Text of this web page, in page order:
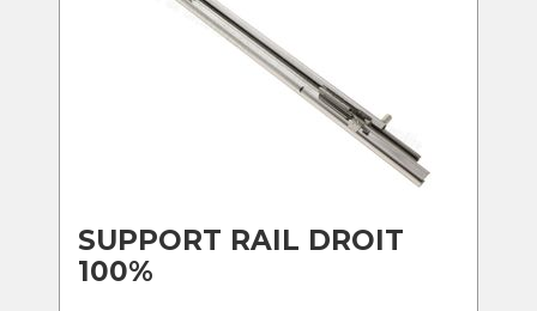
SUPPORT RAIL DROIT
100%